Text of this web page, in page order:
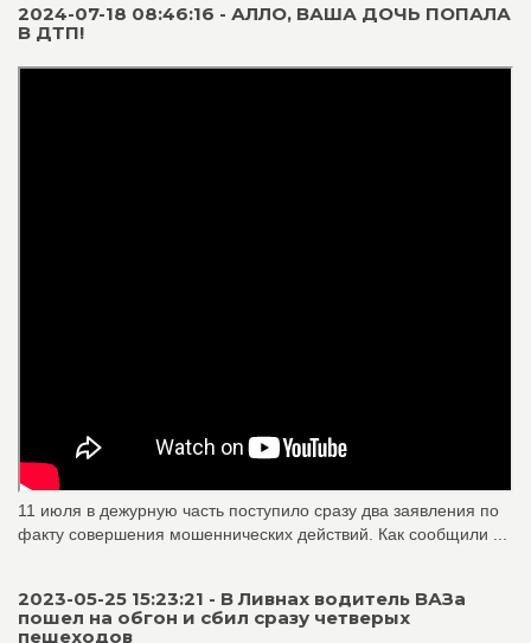
2024-07-18 08:46:16 - АЛЛО, ВАША ДОЧЬ ПОПАЛА
В ДТП!
11 июля в дежурную часть поступило сразу два заявления по
факту совершения мошеннических действий. Как сообщили ...
2023-05-25 15:23:21 - В Ливнах водитель ВАЗа
пошел на обгон и сбил сразу четверых
пешеходов